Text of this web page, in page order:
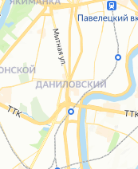
О нас
Блог